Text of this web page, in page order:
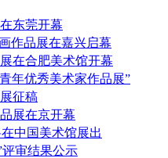
东莞开幕
作品展在嘉兴启幕
在合肥美术馆开幕
年优秀美术家作品展”
征稿
展在京开幕
中国美术馆展出
评审结果公示